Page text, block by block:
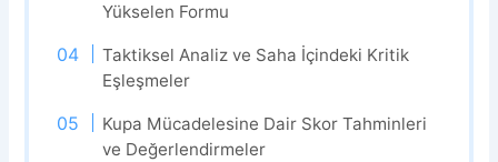
Yükselen Formu
Taktiksel Analiz ve Saha İçindeki Kritik
Eşleşmeler
Kupa Mücadelesine Dair Skor Tahminleri
ve Değerlendirmeler